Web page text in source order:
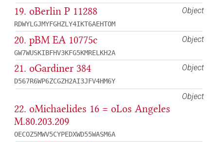
Object
19. oBerlin P 11288
RDWYLGJMYFGHZLY4IKT6AEHTOM
Object
20. pBM EA 10775c
GW7WUSKIBFHV3KFG5KMRELKH2A
Object
21. oGardiner 384
D567R6WP6ZCGZH2AI3JFV4HM6Y
Object
22. oMichaelides 16 = oLos Angeles
M.80.203.209
OECOZ5MWV5CYPEDXWD55WASM6A